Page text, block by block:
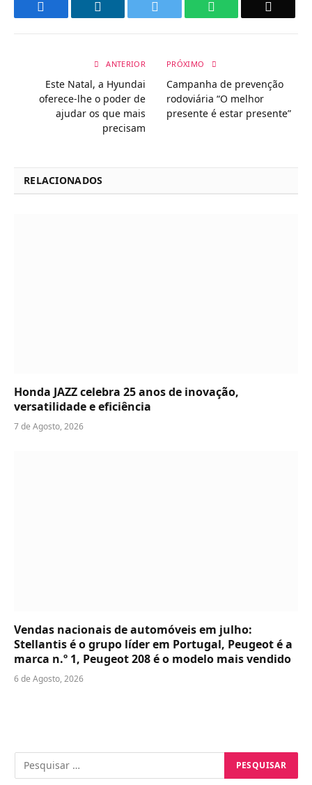
WhatsApp
ANTERIOR
Este Natal, a Hyundai
oferece-lhe o poder de
ajudar os que mais
precisam
PRÓXIMO
Campanha de prevenção
rodoviária “O melhor
presente é estar presente”
RELACIONADOS
Honda JAZZ celebra 25 anos de inovação,
versatilidade e eficiência
7 de Agosto, 2026
Vendas nacionais de automóveis em julho:
Stellantis é o grupo líder em Portugal, Peugeot é a
marca n.º 1, Peugeot 208 é o modelo mais vendido
6 de Agosto, 2026